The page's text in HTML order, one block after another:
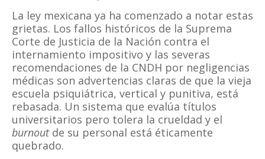
La ley mexicana ya ha comenzado a notar estas
grietas. Los fallos históricos de la Suprema
Corte de Justicia de la Nación contra el
internamiento impositivo y las severas
recomendaciones de la CNDH por negligencias
médicas son advertencias claras de que la vieja
escuela psiquiátrica, vertical y punitiva, está
rebasada. Un sistema que evalúa títulos
universitarios pero tolera la crueldad y el
burnoutde su personal está éticamente
quebrado.